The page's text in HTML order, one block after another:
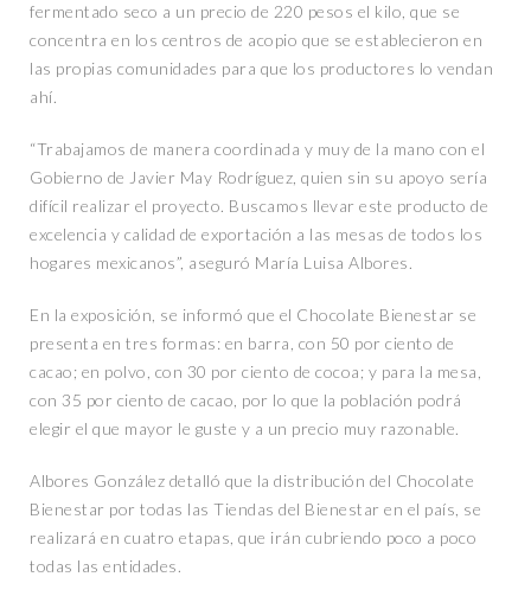
fermentado seco a un precio de 220 pesos el kilo, que se
concentra en los centros de acopio que se establecieron en
las propias comunidades para que los productores lo vendan
ahí.
“Trabajamos de manera coordinada y muy de la mano con el
Gobierno de Javier May Rodríguez, quien sin su apoyo sería
difícil realizar el proyecto. Buscamos llevar este producto de
excelencia y calidad de exportación a las mesas de todos los
hogares mexicanos”, aseguró María Luisa Albores.
En la exposición, se informó que el Chocolate Bienestar se
presenta en tres formas: en barra, con 50 por ciento de
cacao; en polvo, con 30 por ciento de cocoa; y para la mesa,
con 35 por ciento de cacao, por lo que la población podrá
elegir el que mayor le guste y a un precio muy razonable.
Albores González detalló que la distribución del Chocolate
Bienestar por todas las Tiendas del Bienestar en el país, se
realizará en cuatro etapas, que irán cubriendo poco a poco
todas las entidades.